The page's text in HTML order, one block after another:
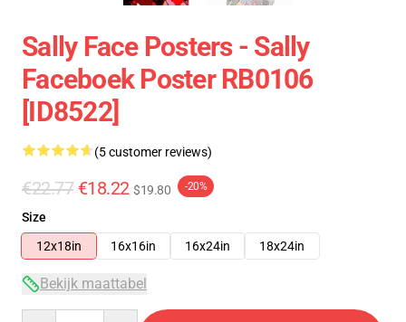
Sally Face Posters - Sally
Faceboek Poster RB0106
[ID8522]
(5 customer reviews)
€22.77 €18.22 $19.80 -20%
Size
12x18in
16x16in 16x24in 18x24in
Bekijk maattabel